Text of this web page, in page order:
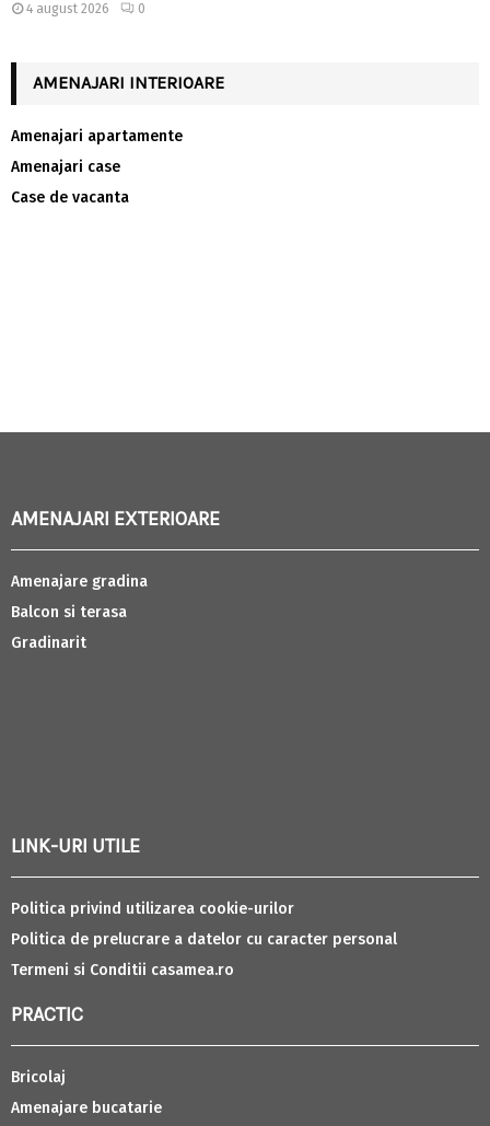
4 august 2026 0
AMENAJARI INTERIOARE
Amenajari apartamente
Amenajari case
Case de vacanta
AMENAJARI EXTERIOARE
Amenajare gradina
Balcon si terasa
Gradinarit
LINK-URI UTILE
Politica privind utilizarea cookie-urilor
Politica de prelucrare a datelor cu caracter personal
Termeni si Conditii casamea.ro
PRACTIC
Bricolaj
Amenajare bucatarie